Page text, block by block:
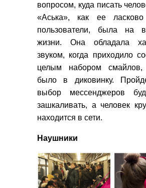
вопросом, куда писать
«Аська», как ее
пользователи, была на
жизни. Она обладала
звуком, когда приходило
целым набором смайлов,
было в диковинку.
выбор мессенджеров
зашкаливать, а человек
находится в сети.
Наушники